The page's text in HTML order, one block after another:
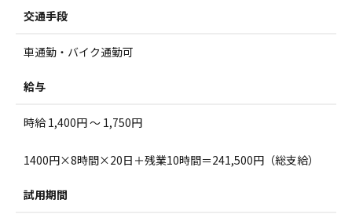
交通手段
車通勤・バイク通勤可
給与
時給 1,400円 ～ 1,750円
1400円×8時間×20日＋残業10時間＝241,500円（総支給）
試用期間